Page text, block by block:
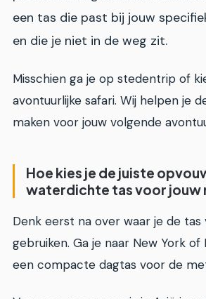
een tas die past bij jouw
en die je niet in de weg zit.
Misschien ga je op stedentrip of
avontuurlijke safari. Wij helpen je
maken voor jouw volgende
Hoe kies je de juiste
waterdichte tas voor jouw
Denk eerst na over waar je de tas
gebruiken. Ga je naar New York of
een compacte dagtas voor de